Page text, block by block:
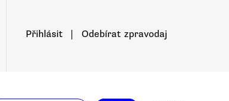
Přihlásit Odebírat zpravodaj